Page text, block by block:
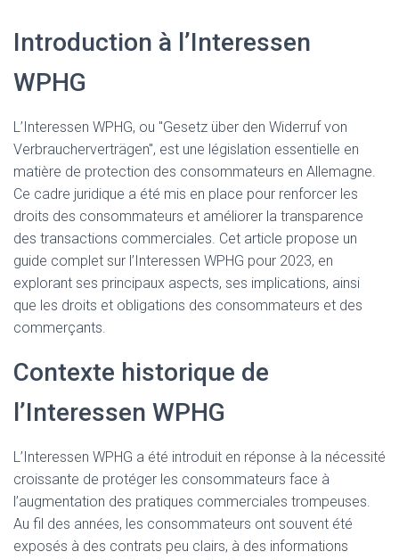
Introduction à l’Interessen
WPHG
L’Interessen WPHG, ou "Gesetz über den Widerruf von
Verbraucherverträgen", est une législation essentielle en
matière de protection des consommateurs en Allemagne.
Ce cadre juridique a été mis en place pour renforcer les
droits des consommateurs et améliorer la transparence
des transactions commerciales. Cet article propose un
guide complet sur l’Interessen WPHG pour 2023, en
explorant ses principaux aspects, ses implications, ainsi
que les droits et obligations des consommateurs et des
commerçants.
Contexte historique de
l’Interessen WPHG
L’Interessen WPHG a été introduit en réponse à la nécessité
croissante de protéger les consommateurs face à
l’augmentation des pratiques commerciales trompeuses.
Au fil des années, les consommateurs ont souvent été
exposés à des contrats peu clairs, à des informations